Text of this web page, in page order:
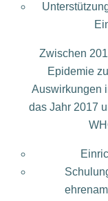
Zwischen
Epidemie
Auswirkungen
das Jahr 2017